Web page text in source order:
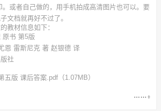
。或者自己做的，用手机拍成高清图片也可以。要
文档就再好不过了。
教材信息如下：
原书 第5版
恩 雷斯尼克 著 赵银德 译
社
五版 课后答案.pdf （1.07MB）